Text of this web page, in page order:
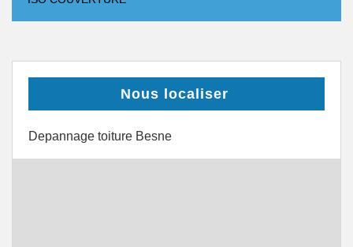
Nous localiser
Depannage toiture Besne